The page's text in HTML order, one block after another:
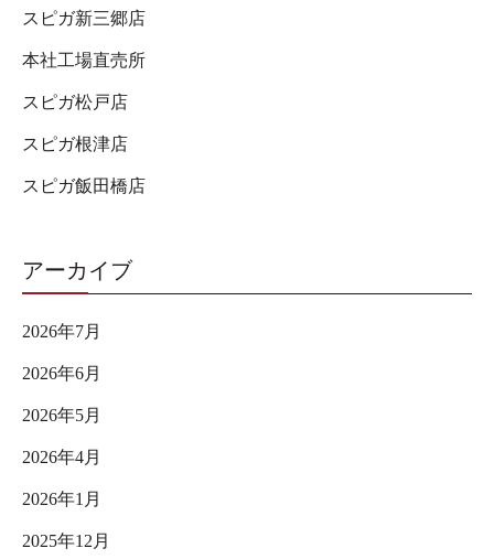
スピガ新三郷店
本社工場直売所
スピガ松戸店
スピガ根津店
スピガ飯田橋店
アーカイブ
2026年7月
2026年6月
2026年5月
2026年4月
2026年1月
2025年12月